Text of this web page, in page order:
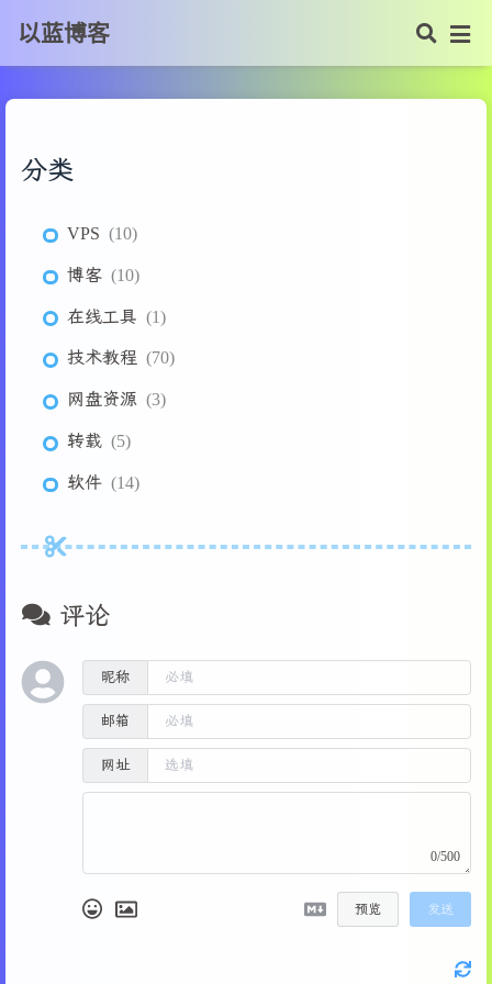
以蓝博客
分类
VPS 10
博客 10
在线工具 1
技术教程 70
网盘资源 3
转载 5
软件 14
评论
昵称
邮箱
网址
0/500
预览 发送